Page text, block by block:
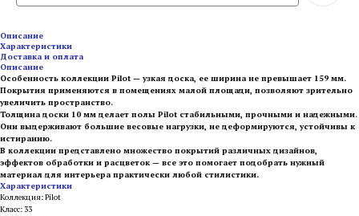
Описание
Характеристики
Доставка и оплата
Описание
Особенность коллекции Pilot — узкая доска, ее ширина не превышает 159 мм.
Покрытия применяются в помещениях малой площади, позволяют зрительно
увеличить пространство.
Толщина доски 10 мм делает полы Pilot стабильными, прочными и надежными.
Они выдерживают большие весовые нагрузки, не деформируются, устойчивы к
истиранию.
В коллекции представлено множество покрытий различных дизайнов,
эффектов обработки и расцветок — все это помогает подобрать нужный
материал для интерьера практически любой стилистики.
Характеристики
Коллекция: Pilot
Класс: 33